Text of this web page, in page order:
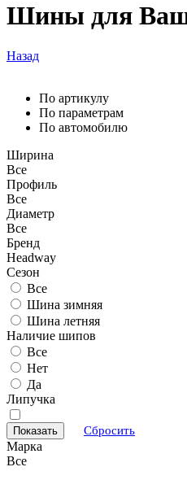
Шины для
Назад
По артикулу
По параметрам
По автомобилю
Ширина
Все
Профиль
Все
Диаметр
Все
Бренд
Headway
Сезон
Все
Шина зимняя
Шина летняя
Наличие шипов
Все
Нет
Да
Липучка
Сбросить
Марка
Все